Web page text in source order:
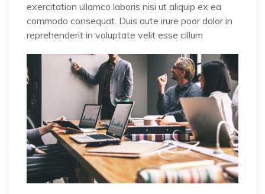
exercitation ullamco laboris nisi ut aliquip ex ea
commodo consequat. Duis aute irure poor dolor in
reprehenderit in voluptate velit esse cillum